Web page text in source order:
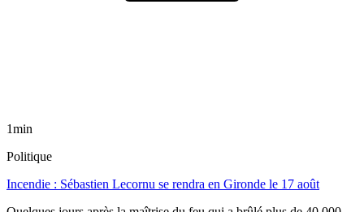
1min
Politique
Incendie : Sébastien Lecornu se rendra en Gironde le 17 août